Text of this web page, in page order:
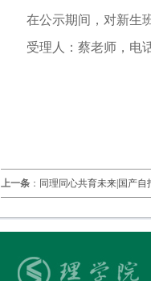
在公示期间，对新生
受理人：蔡老师，电
上一条 ： 同理同心共育未来|国产